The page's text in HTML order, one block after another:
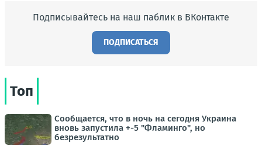
Подписывайтесь на наш паблик в ВКонтакте
ПОДПИСАТЬСЯ
Топ
Сообщается, что в ночь на сегодня Украина
вновь запустила +-5 "Фламинго", но
безрезультатно